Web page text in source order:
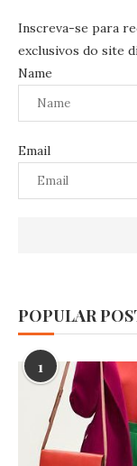
Inscreva-se para
exclusivos do site
Name
Email
POPULAR
1